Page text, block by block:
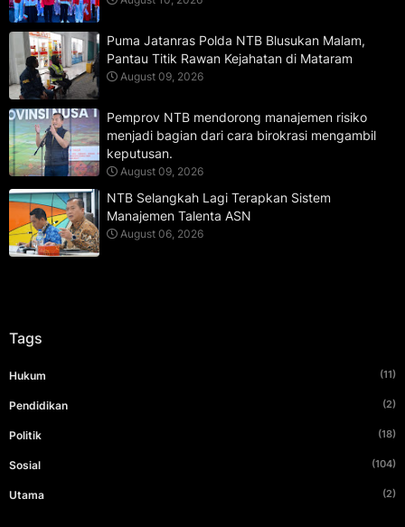
Puma Jatanras Polda NTB Blusukan Malam,
Pantau Titik Rawan Kejahatan di Mataram
August 09, 2026
Pemprov NTB mendorong manajemen risiko
menjadi bagian dari cara birokrasi mengambil
keputusan.
August 09, 2026
NTB Selangkah Lagi Terapkan Sistem
Manajemen Talenta ASN
August 06, 2026
Tags
Hukum (11)
Pendidikan (2)
Politik (18)
Sosial (104)
Utama (2)